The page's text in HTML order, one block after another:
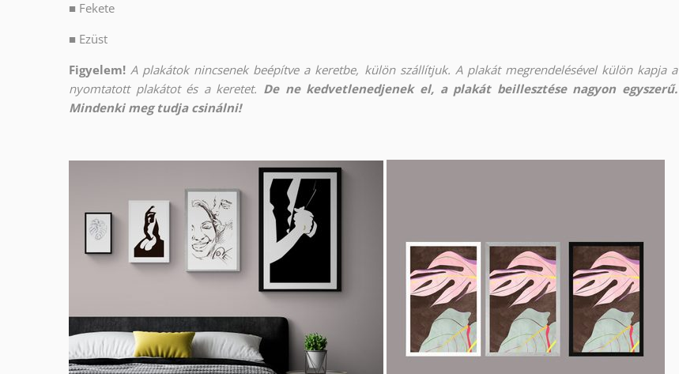
■ Fekete
■ Ezüst
Figyelem! A plakátok nincsenek beépítve a keretbe, külön szállítjuk. A plakát megrendelésével külön kapja a
nyomtatott plakátot és a keretet. De ne kedvetlenedjenek el, a plakát beillesztése nagyon egyszerű.
Mindenki meg tudja csinálni!